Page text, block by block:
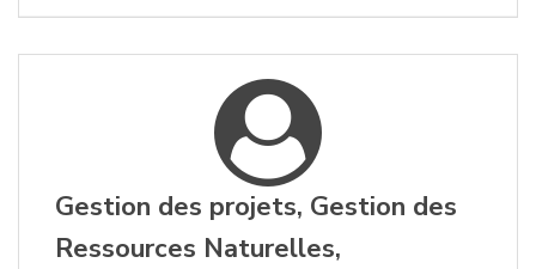
Gestion des projets, Gestion des
Ressources Naturelles,